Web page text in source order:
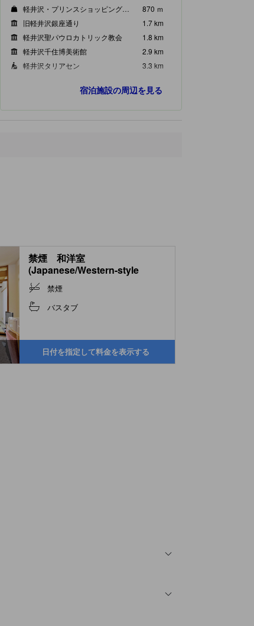
軽井沢・プリンスショッピングプラザ
870 ｍ
旧軽井沢銀座通り
1.7 km
軽井沢聖パウロカトリック教会
1.8 km
軽井沢千住博美術館
2.9 km
軽井沢タリアセン
3.3 km
ウェイファーラーズチャペル
60 ｍ
KARUIZAWA BIRDIE DOG Lover’s shop＋CAT
520 ｍ
宿泊施設の周辺を見る
禁煙 和洋室
(Japanese/Western-style
Room )
禁煙
バスタブ
日付を指定して料金を表示する